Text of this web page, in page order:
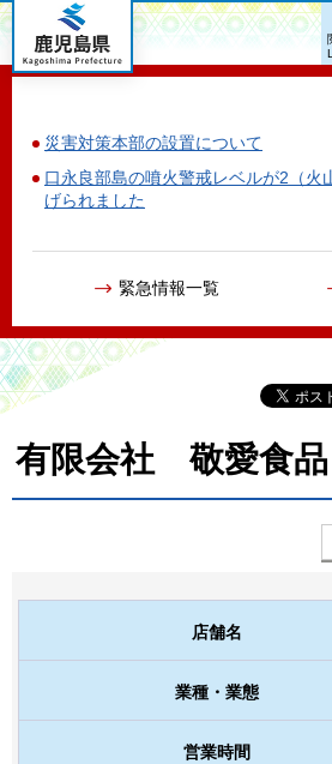
鹿児島県
災害対策本部の設置について
口永良部島の噴火警戒レベルが2（火
げられました
緊急情報一覧
有限会社 敬愛食品
店舗名
業種・業態
営業時間